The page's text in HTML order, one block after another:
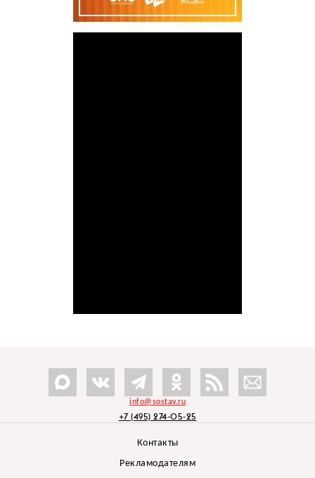
info@sostav.ru
+7 (495) 274-05-25
Контакты
Рекламодателям